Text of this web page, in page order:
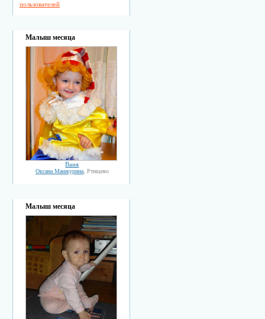
пользователей
Малыш месяца
Ваня
Оксана Манжурина, Ртищево
Малыш месяца